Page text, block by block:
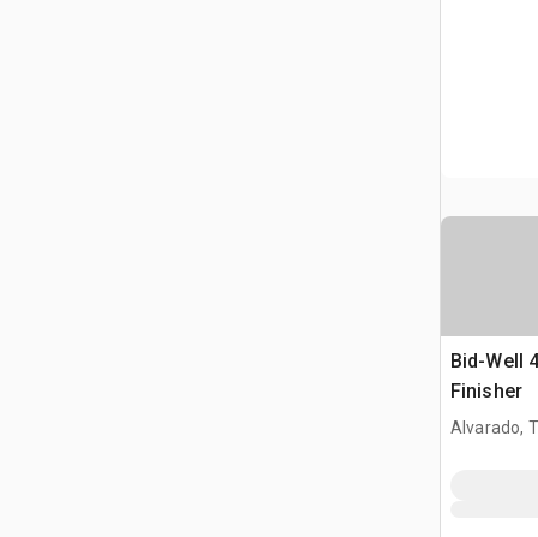
Bid-Well
Finisher
Alvarado,